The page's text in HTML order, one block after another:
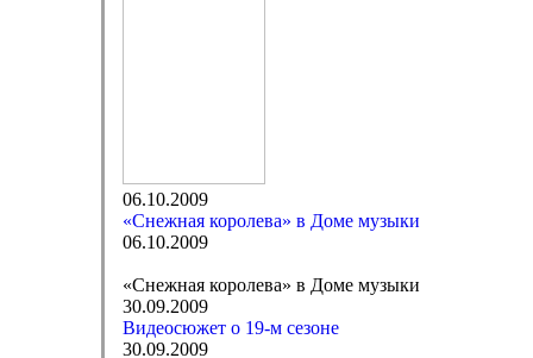
06.10.2009
«Снежная королева» в Доме музыки
06.10.2009
«Снежная королева» в Доме музыки
30.09.2009
Видеосюжет о 19-м сезоне
30.09.2009